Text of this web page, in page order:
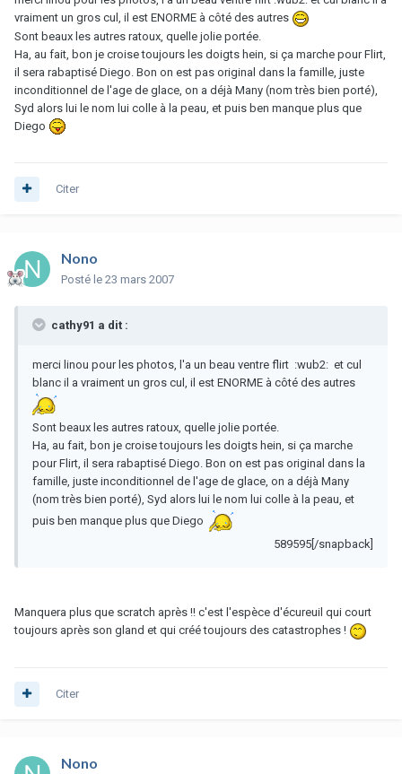
vraiment un gros cul, il est ENORME à côté des autres
Sont beaux les autres ratoux, quelle jolie portée.
Ha, au fait, bon je croise toujours les doigts hein, si ça marche pour Flirt,
il sera rabaptisé Diego. Bon on est pas original dans la famille, juste
inconditionnel de l'age de glace, on a déjà Many (nom très bien porté),
Syd alors lui le nom lui colle à la peau, et puis ben manque plus que
Diego
Citer
Nono
Posté le 23 mars 2007
cathy91 a dit :
merci linou pour les photos, l'a un beau ventre flirt :wub2: et cul
blanc il a vraiment un gros cul, il est ENORME à côté des autres
Sont beaux les autres ratoux, quelle jolie portée.
Ha, au fait, bon je croise toujours les doigts hein, si ça marche
pour Flirt, il sera rabaptisé Diego. Bon on est pas original dans la
famille, juste inconditionnel de l'age de glace, on a déjà Many
(nom très bien porté), Syd alors lui le nom lui colle à la peau, et
puis ben manque plus que Diego
589595[/snapback]
Manquera plus que scratch après !! c'est l'espèce d'écureuil qui court
toujours après son gland et qui créé toujours des catastrophes !
Citer
Nono